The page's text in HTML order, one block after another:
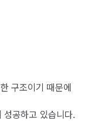
구조이기 때문에
성공하고 있습니다.